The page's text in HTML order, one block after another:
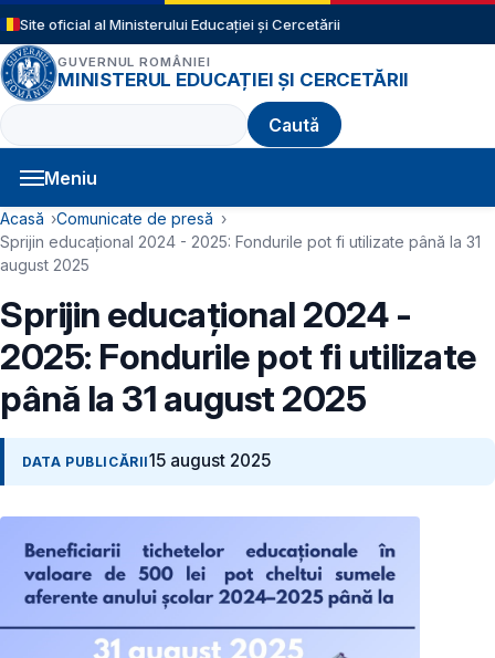
Sari la conținutul principal
Site oficial al Ministerului Educației și Cercetării
GUVERNUL ROMÂNIEI
MINISTERUL EDUCAȚIEI ȘI CERCETĂRII
Caută
Meniu
Navigație principală
Cale de navigare
Acasă
Comunicate de presă
Sprijin educațional 2024 - 2025: Fondurile pot fi utilizate până la 31
august 2025
Sprijin educațional 2024 -
2025: Fondurile pot fi utilizate
până la 31 august 2025
DATA PUBLICĂRII15 august 2025